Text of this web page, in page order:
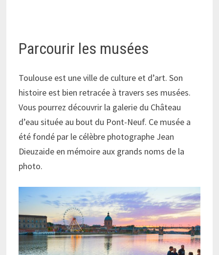
Parcourir les musées
Toulouse est une ville de culture et d’art. Son
histoire est bien retracée à travers ses musées.
Vous pourrez découvrir la galerie du Château
d’eau située au bout du Pont-Neuf. Ce musée a
été fondé par le célèbre photographe Jean
Dieuzaide en mémoire aux grands noms de la
photo.